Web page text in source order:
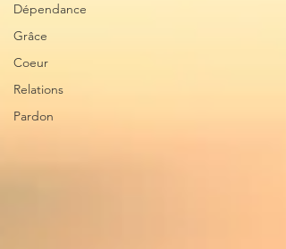
Dépendance
Grâce
Coeur
Relations
Pardon